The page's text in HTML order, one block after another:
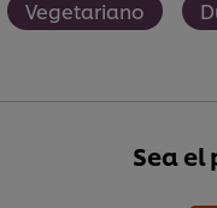
Vegetariano
Sea